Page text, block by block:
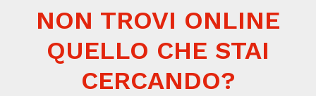
NON TROVI ONLINE
QUELLO CHE STAI
CERCANDO?